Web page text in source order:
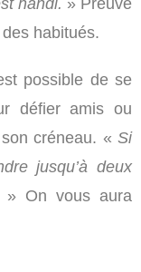
handi. » Preuve
habitués.
possible de se
défier amis ou
créneau. « Si
jusqu’à deux
» On vous aura